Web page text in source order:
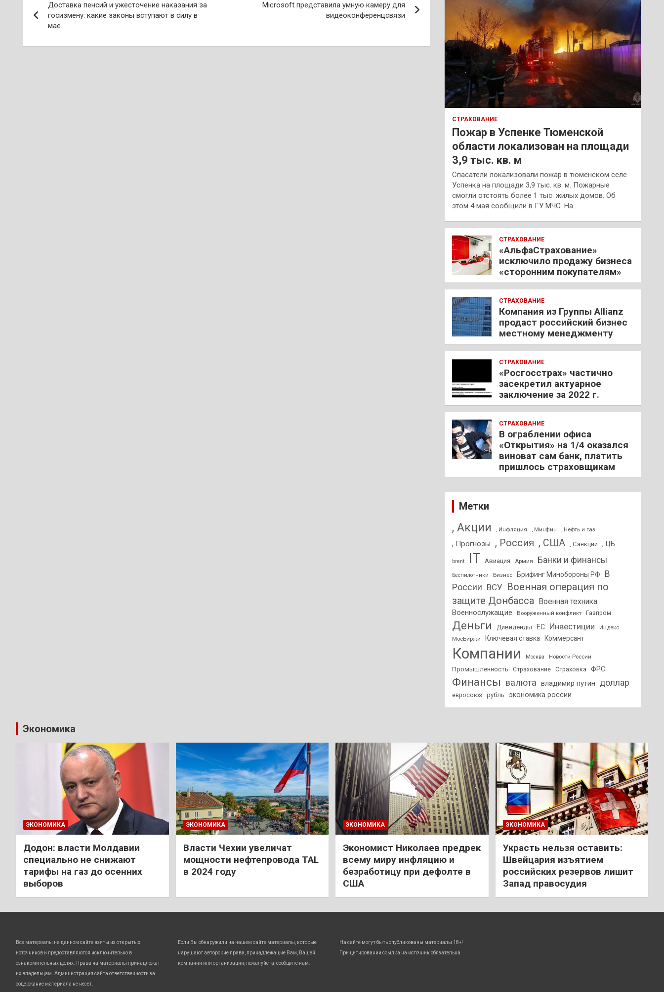
по
Доставка пенсий и ужесточение наказания за
госизмену: какие законы вступают в силу в
мае
Microsoft представила умную камеру для
видеоконференцсвязи
СТРАХОВАНИЕ
Пожар в Успенке Тюменской
области локализован на площади
3,9 тыс. кв. м
Спасатели локализовали пожар в тюменском селе
Успенка на площади 3,9 тыс. кв. м. Пожарные
смогли отстоять более 1 тыс. жилых домов. Об
этом 4 мая сообщили в ГУ МЧС. На…
СТРАХОВАНИЕ
«АльфаСтрахование»
исключило продажу бизнеса
«сторонним покупателям»
СТРАХОВАНИЕ
Компания из Группы Allianz
продаст российский бизнес
местному менеджменту
СТРАХОВАНИЕ
«Росгосстрах» частично
засекретил актуарное
заключение за 2022 г.
СТРАХОВАНИЕ
В ограблении офиса
«Открытия» на 1/4 оказался
виноват сам банк, платить
пришлось страховщикам
Метки
, Акции , Инфляция , Минфин , Нефть и газ
, Прогнозы , Россия , США , Санкции , ЦБ
brent IT Авиация Армия Банки и финансы
Беспилотники Бизнес Брифинг Минобороны РФ
В
России ВСУ Военная операция по
защите Донбасса Военная техника
Военнослужащие Вооруженный конфликт Газпром
Деньги Дивиденды ЕС Инвестиции
Индекс
МосБиржи
Ключевая ставка Коммерсант
Компании Москва Новости России
Промышленность Страхование Страховка ФРС
Финансы валюта владимир путин доллар
евросоюз рубль экономика россии
Экономика
ЭКОНОМИКА
Додон: власти Молдавии
специально не снижают
тарифы на газ до осенних
выборов
ЭКОНОМИКА
Власти Чехии увеличат
мощности нефтепровода TAL
в 2024 году
ЭКОНОМИКА
Экономист Николаев предрек
всему миру инфляцию и
безработицу при дефолте в
США
ЭКОНОМИКА
Украсть нельзя оставить:
Швейцария изъятием
российских резервов лишит
Запад правосудия
Все материалы на данном сайте взяты из открытых
источников и предоставляются исключительно в
ознакомительных целях. Права на материалы принадлежат
их владельцам. Администрация сайта ответственности за
содержание материала не несет.
Если Вы обнаружили на нашем сайте материалы, которые
нарушают авторские права, принадлежащие Вам, Вашей
компании или организации, пожалуйста, сообщите нам.
На сайте могут быть опубликованы материалы 18+!
При цитировании ссылка на источник обязательна.